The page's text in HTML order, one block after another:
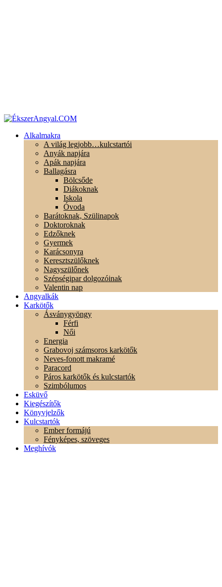
Alkalmakra
A világ legjobb…kulcstartói
Anyák napjára
Apák napjára
Ballagásra
Bölcsőde
Diákoknak
Iskola
Óvoda
Barátoknak, Szülinapok
Doktoroknak
Edzőknek
Gyermek
Karácsonyra
Keresztszülőknek
Nagyszülőnek
Szépségipar dolgozóinak
Valentin nap
Angyalkák
Karkötők
Ásványgyöngy
Férfi
Női
Energia
Grabovoj számsoros karkötők
Neves-fonott makramé
Paracord
Páros karkötők és kulcstartók
Szimbólumos
Esküvő
Kiegészítők
Könyvjelzők
Kulcstartók
Ember formájú
Fényképes, szöveges
Meghívók